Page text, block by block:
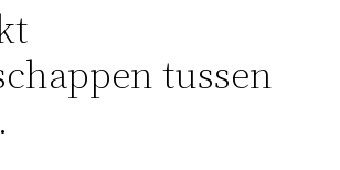
tussen